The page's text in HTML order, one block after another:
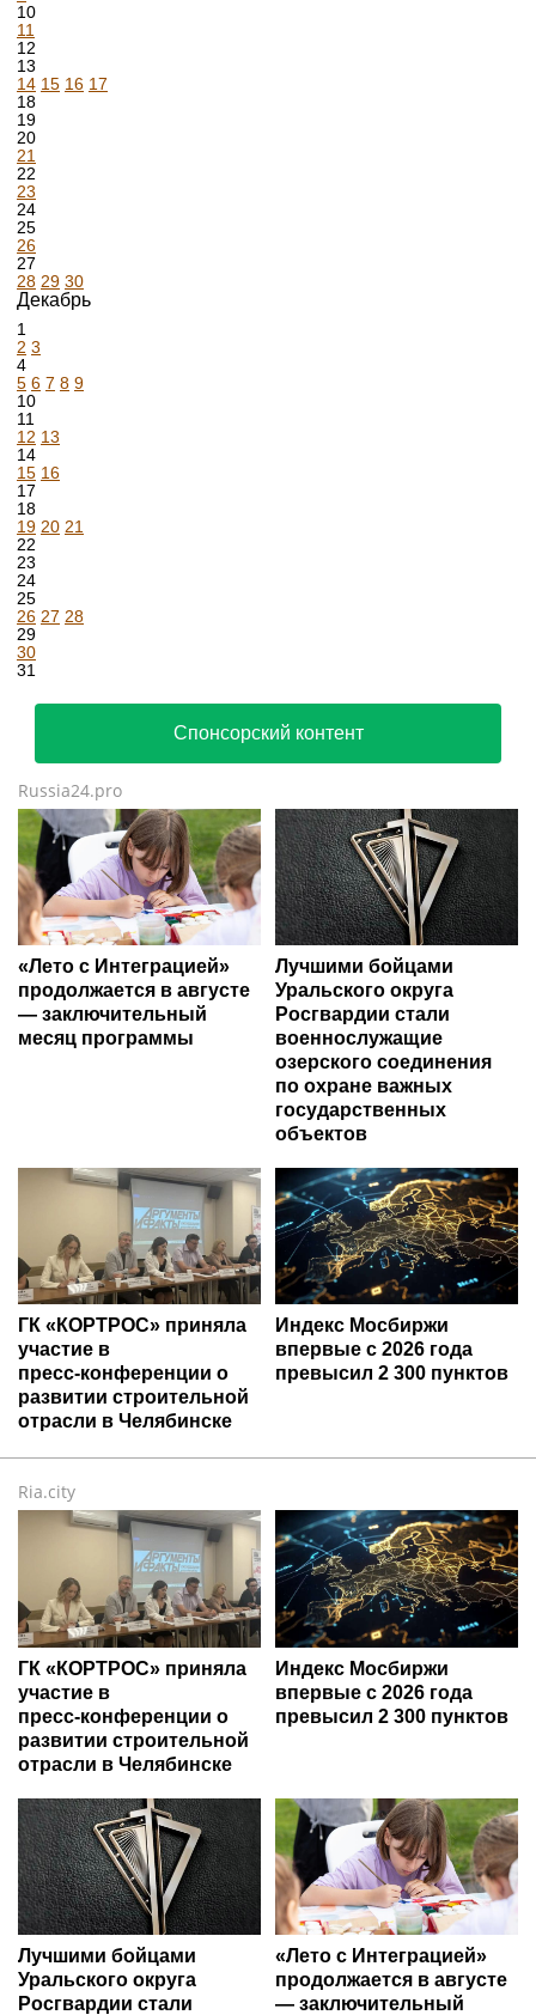
10
11
12
13
14 15 16 17
18
19
20
21
22
23
24
25
26
27
28 29 30
Декабрь
1
2 3
4
5 6 7 8 9
10
11
12 13
14
15 16
17
18
19 20 21
22
23
24
25
26 27 28
29
30
31
Спонсорский контент
Russia24.pro
«Лето с Интеграцией»
продолжается в августе
— заключительный
месяц программы
Лучшими бойцами
Уральского округа
Росгвардии стали
военнослужащие
озерского соединения
по охране важных
государственных
объектов
ГК «КОРТРОС» приняла
участие в
пресс‑конференции о
развитии строительной
отрасли в Челябинске
Индекс Мосбиржи
впервые с 2026 года
превысил 2 300 пунктов
Ria.city
ГК «КОРТРОС» приняла
участие в
пресс‑конференции о
развитии строительной
отрасли в Челябинске
Индекс Мосбиржи
впервые с 2026 года
превысил 2 300 пунктов
Лучшими бойцами
Уральского округа
Росгвардии стали
«Лето с Интеграцией»
продолжается в августе
— заключительный